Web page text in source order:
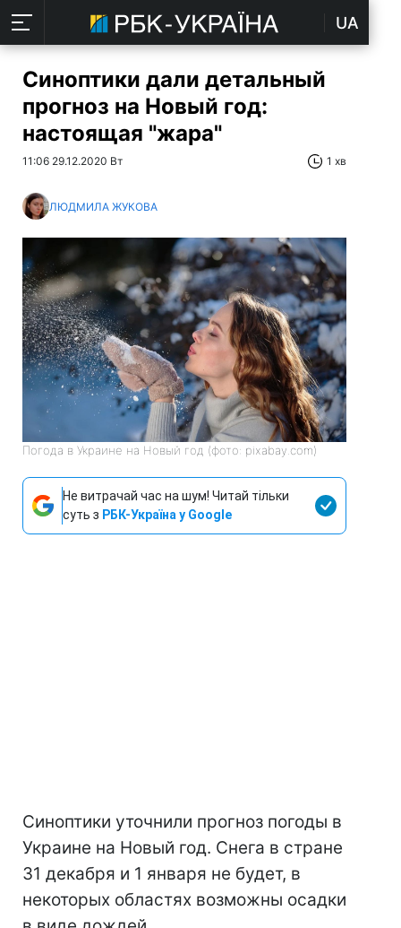
UA
Синоптики дали детальный
прогноз на Новый год:
настоящая "жара"
11:06 29.12.2020 Вт 1 хв
ЛЮДМИЛА ЖУКОВА
Погода в Украине на Новый год (фото: pixabay.com)
Не витрачай час на шум! Читай тільки
суть з РБК-Україна у Google
Синоптики уточнили прогноз погоды в
Украине на Новый год. Снега в стране
31 декабря и 1 января не будет, в
некоторых областях возможны осадки